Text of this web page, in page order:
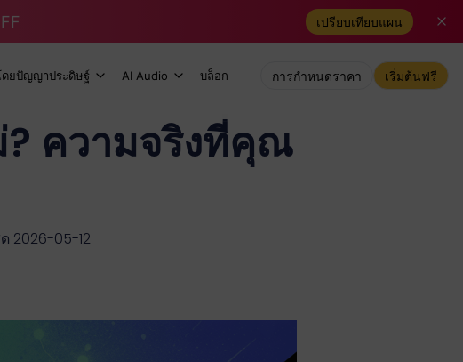
เปรียบเทียบแผน
ดยปัญญาประดิษฐ์ AI Audio บล็อก การกำหนดราคา เริ่มต้นฟรี
ความจริงที่คุณ
2026-05-12